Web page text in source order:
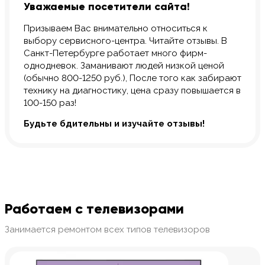
Уважаемые посетители сайта!
Призываем Вас внимательно относиться к
выбору сервисного-центра. Читайте отзывы. В
Санкт-Петербурге работает много фирм-
однодневок. Заманивают людей низкой ценой
(обычно 800-1250 руб.), После того как забирают
технику на диагностику, цена сразу повышается в
100-150 раз!
Будьте бдительны и изучайте отзывы!
Работаем с телевизорами
Занимается ремонтом всех типов телевизоров